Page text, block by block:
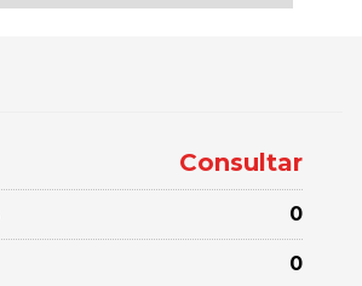
Consultar
0
0